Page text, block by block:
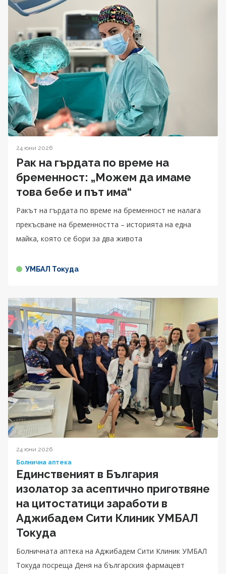
24 юни 2026
Рак на гърдата по време на
бременност: „Можем да имаме
това бебе и път има“
Ракът на гърдата по време на бременност не налага
прекъсване на бременността – историята на една
майка, която се бори за два живота
УМБАЛ Токуда
24 юни 2026
Болнична аптека
Единственият в България
изолатор за асептично приготвяне
на цитостатици заработи в
Аджибадем Сити Клиник УМБАЛ
Токуда
Болничната аптека на Аджибадем Сити Клиник УМБАЛ
Токуда посреща Деня на българския фармацевт